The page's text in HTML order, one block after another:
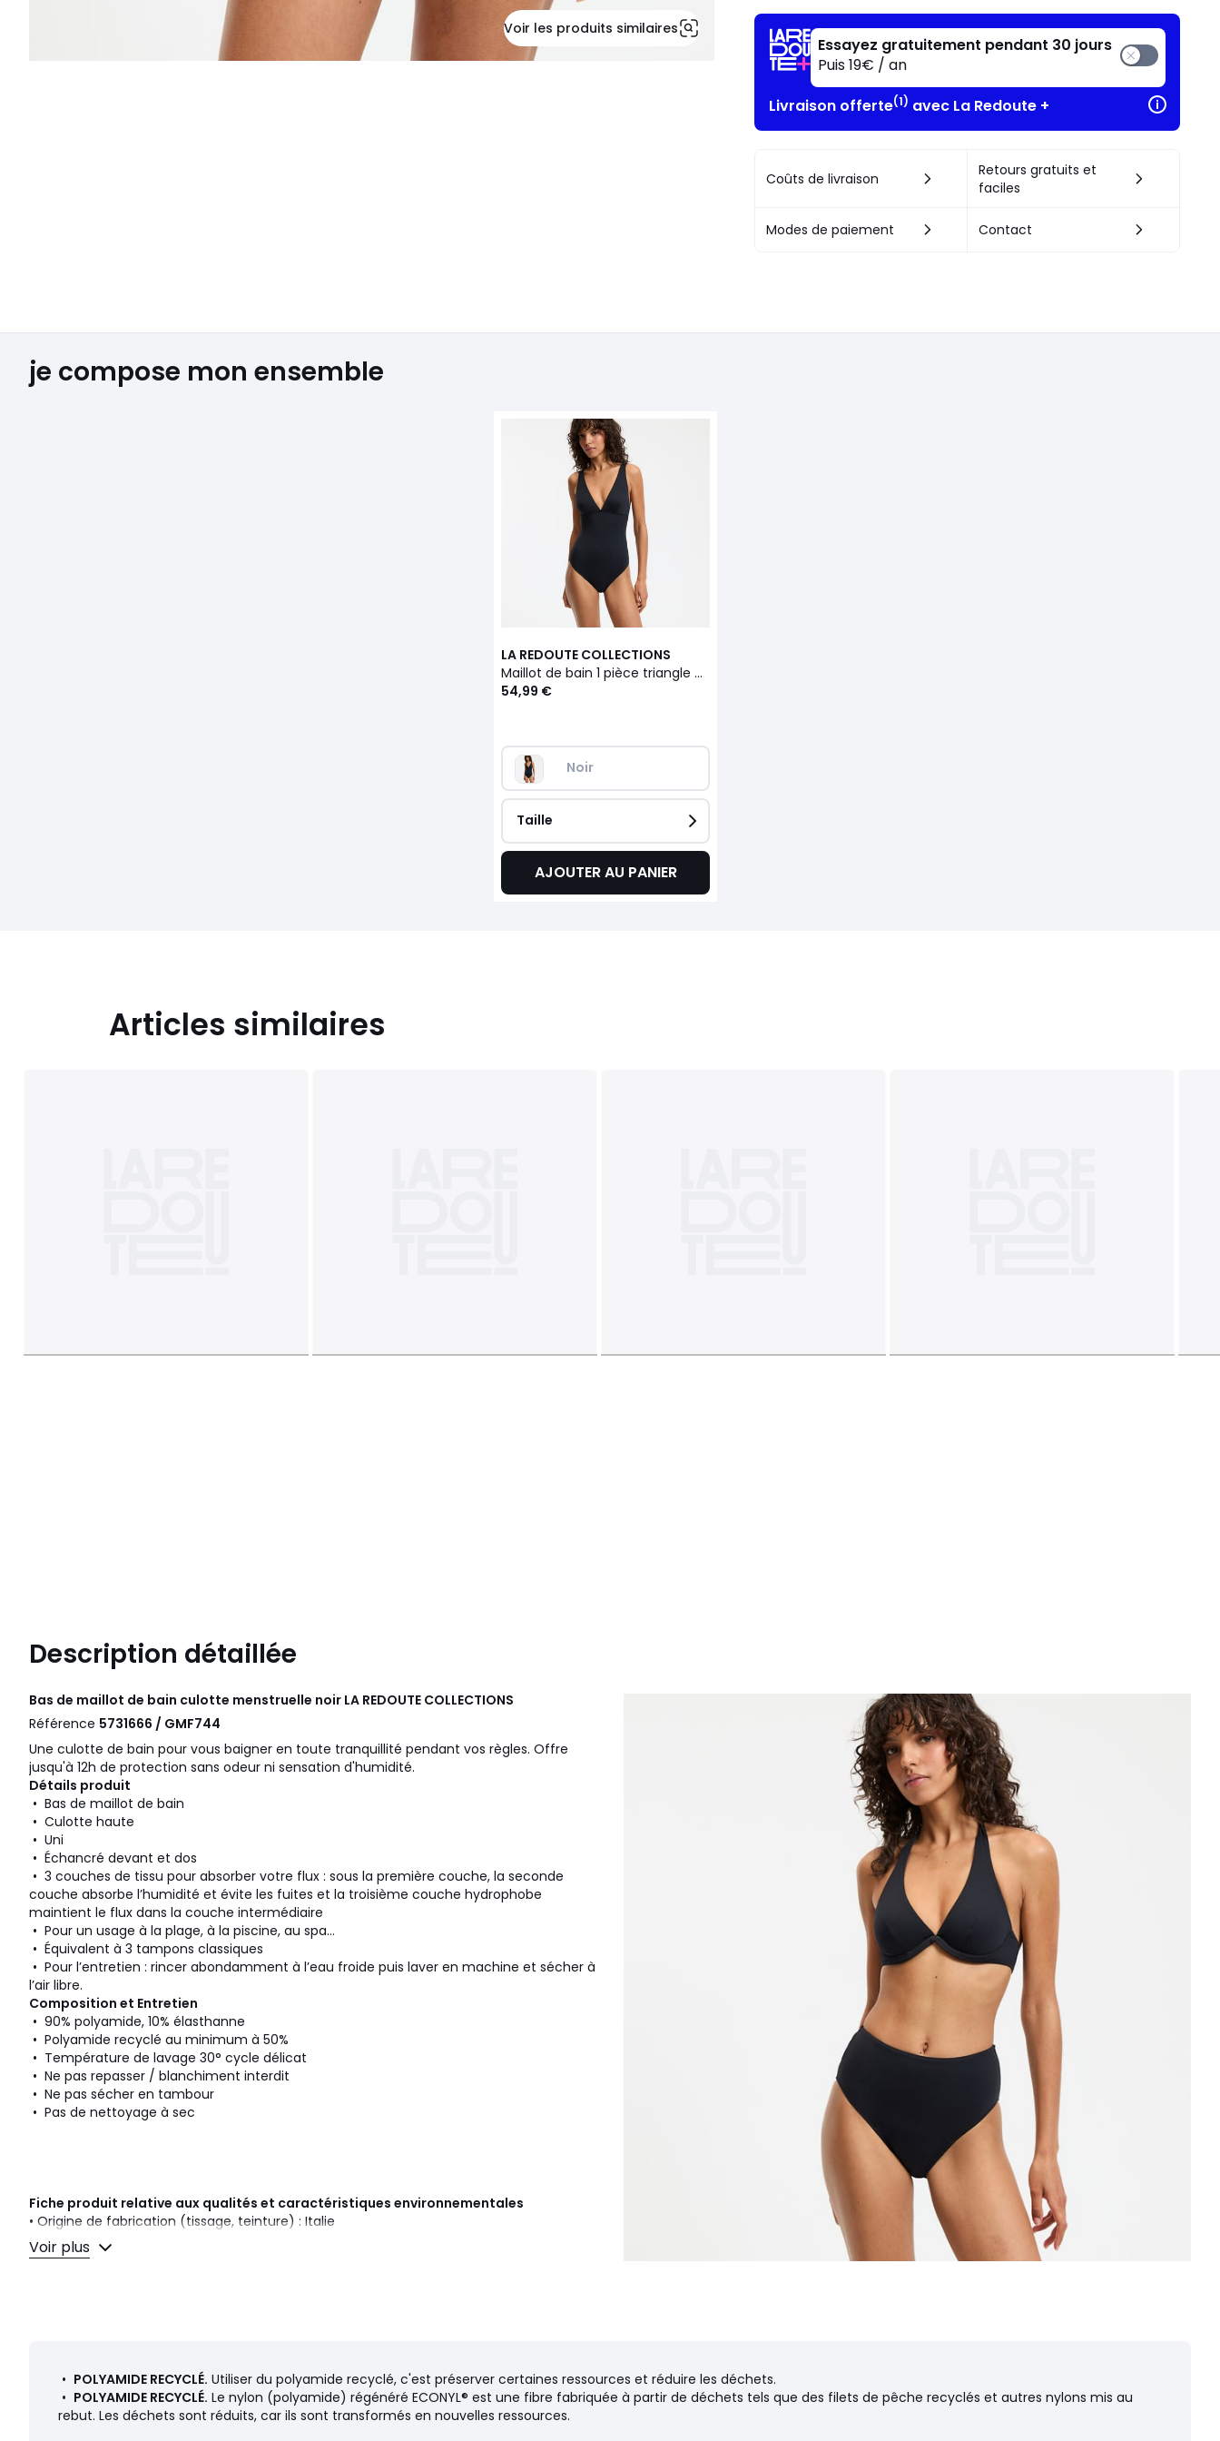
Voir les produits similaires
Essayez gratuitement pendant 30 jours
Puis 19€ / an
Livraison offerte(1) avec La Redoute +
Coûts de livraison
Retours gratuits et
faciles
Modes de paiement Contact
je compose mon ensemble
LA REDOUTE COLLECTIONS
Maillot de bain 1 pièce triangle menstruel
54,99 €
Noir
Taille
AJOUTER AU PANIER
Articles similaires
Description détaillée
Bas de maillot de bain culotte menstruelle noir LA REDOUTE COLLECTIONS
Référence 5731666 / GMF744
Une culotte de bain pour vous baigner en toute tranquillité pendant vos règles. Offre
jusqu'à 12h de protection sans odeur ni sensation d'humidité.
Détails produit
• Bas de maillot de bain
• Culotte haute
• Uni
• Échancré devant et dos
• 3 couches de tissu pour absorber votre flux : sous la première couche, la seconde
couche absorbe l’humidité et évite les fuites et la troisième couche hydrophobe
maintient le flux dans la couche intermédiaire
• Pour un usage à la plage, à la piscine, au spa...
• Équivalent à 3 tampons classiques
• Pour l’entretien : rincer abondamment à l’eau froide puis laver en machine et sécher à
l’air libre.
Composition et Entretien
• 90% polyamide, 10% élasthanne
• Polyamide recyclé au minimum à 50%
• Température de lavage 30° cycle délicat
• Ne pas repasser / blanchiment interdit
• Ne pas sécher en tambour
• Pas de nettoyage à sec
Fiche produit relative aux qualités et caractéristiques environnementales
• Origine de fabrication (tissage, teinture) : Italie
• Confection : Albanie
• Rejette des microfibres plastiques dans l'environnement lors du lavage.
Voir plus
• POLYAMIDE RECYCLÉ. Utiliser du polyamide recyclé, c'est préserver certaines ressources et réduire les déchets.
• POLYAMIDE RECYCLÉ. Le nylon (polyamide) régénéré ECONYL® est une fibre fabriquée à partir de déchets tels que des filets de pêche recyclés et autres nylons mis au
rebut. Les déchets sont réduits, car ils sont transformés en nouvelles ressources.